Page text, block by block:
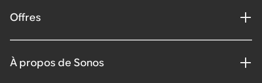
Offres
À propos de Sonos